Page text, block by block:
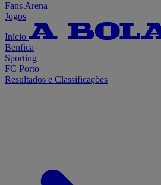
Fans Arena
Jogos
Início
Benfica
Sporting
FC Porto
Resultados e Classificações